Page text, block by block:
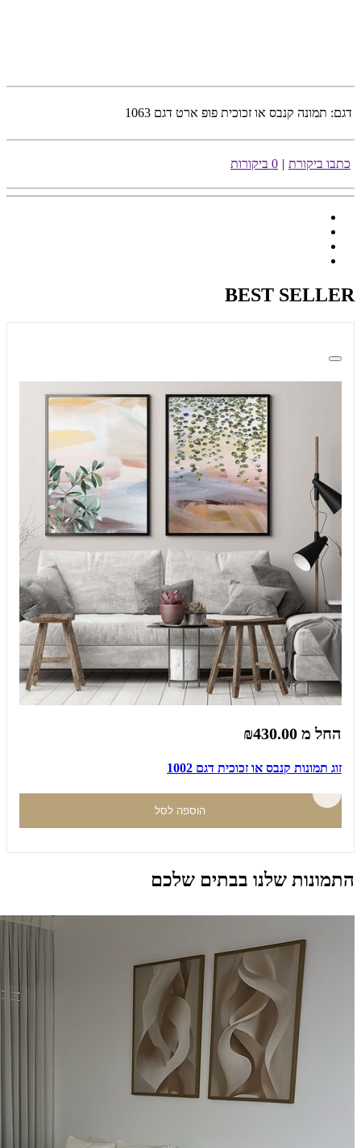
דגם: תמונה קנבס או זכוכית פופ ארט דגם 1063
כתבו ביקורת | 0 ביקורות
BEST SELLER
החל מ ₪430.00
זוג תמונות קנבס או זכוכית דגם 1002
הוספה לסל
התמונות שלנו בבתים שלכם